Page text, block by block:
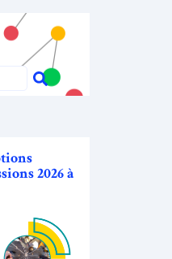
2026 à